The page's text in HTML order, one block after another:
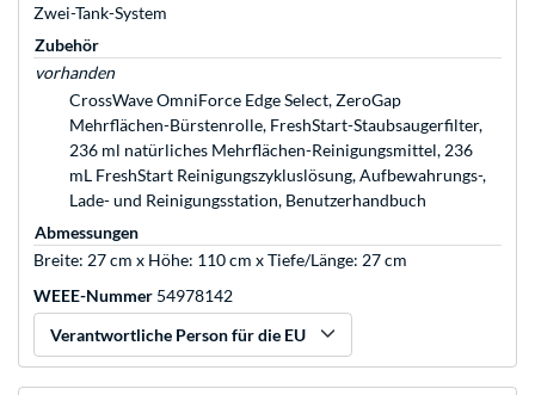
Zwei-Tank-System
Zubehör
vorhanden
CrossWave OmniForce Edge Select, ZeroGap
Mehrflächen-Bürstenrolle, FreshStart-Staubsaugerfilter,
236 ml natürliches Mehrflächen-Reinigungsmittel, 236
mL FreshStart Reinigungszykluslösung, Aufbewahrungs-,
Lade- und Reinigungsstation, Benutzerhandbuch
Abmessungen
Breite: 27 cm x Höhe: 110 cm x Tiefe/Länge: 27 cm
WEEE-Nummer 54978142
Verantwortliche Person für die EU